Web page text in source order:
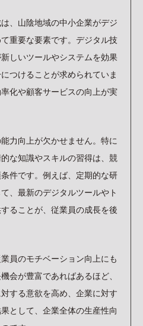
、山陰地域の中小企業がデジ
重要な要素です。デジタル技
しいツールやシステムを効果
つけることが求められていま
化や顧客サービスの向上が実
力向上が欠かせません。特に
な知識やスキルの習得は、競
件です。例えば、定期的な研
、最新のデジタルツールやト
ることが、従業員の成長を後
員のモチベーション向上にも
会が豊富であればあるほど、
する意欲を高め、企業に対す
として、企業全体の生産性向